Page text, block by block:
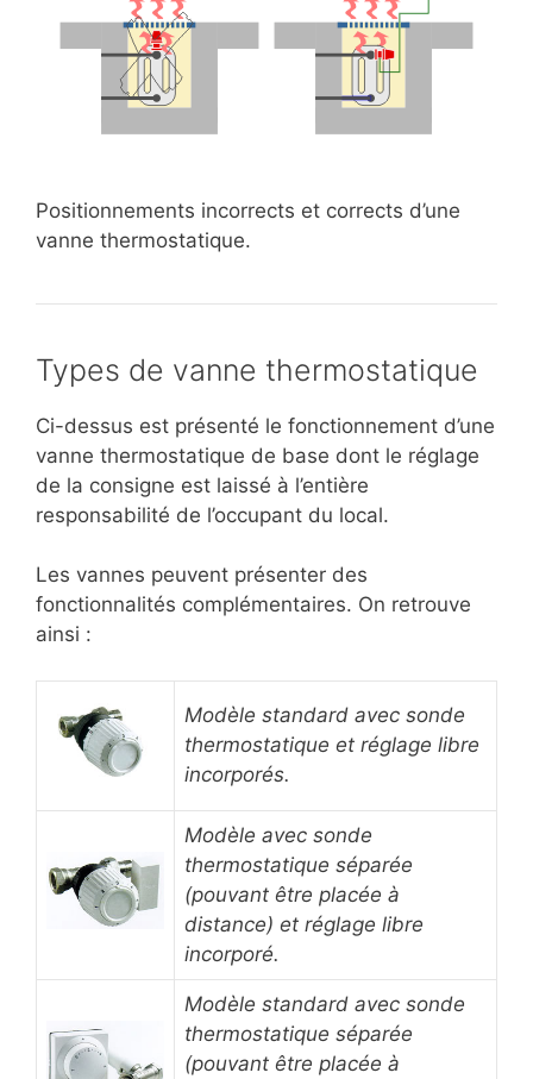
Positionnements incorrects et corrects d’une
vanne thermostatique.
Types de vanne thermostatique
Ci-dessus est présenté le fonctionnement d’une
vanne thermostatique de base dont le réglage
de la consigne est laissé à l’entière
responsabilité de l’occupant du local.
Les vannes peuvent présenter des
fonctionnalités complémentaires. On retrouve
ainsi :
Modèle standard avec sonde
thermostatique et réglage libre
incorporés.
Modèle avec sonde
thermostatique séparée
(pouvant être placée à
distance) et réglage libre
incorporé.
Modèle standard avec sonde
thermostatique séparée
(pouvant être placée à